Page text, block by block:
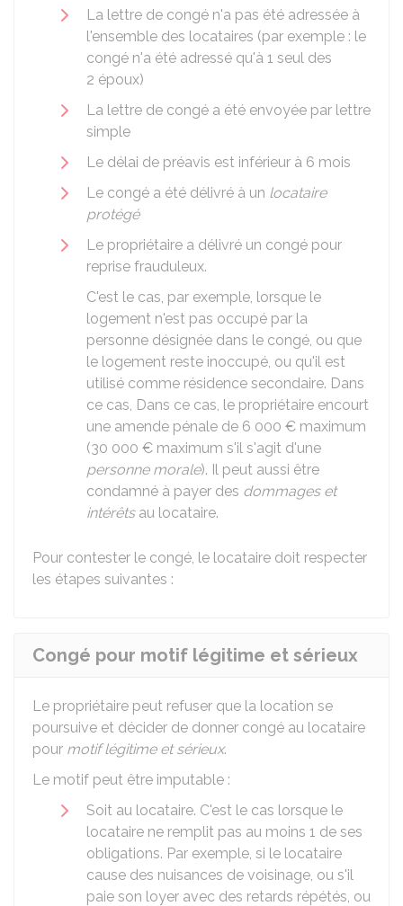
La lettre de congé n'a pas été adressée à
l'ensemble des locataires (par exemple : le
congé n'a été adressé qu'à 1 seul des
2 époux)
La lettre de congé a été envoyée par lettre
simple
Le délai de préavis est inférieur à 6 mois
Le congé a été délivré à un locataire
protégé
Le propriétaire a délivré un congé pour
reprise frauduleux.
C'est le cas, par exemple, lorsque le
logement n'est pas occupé par la
personne désignée dans le congé, ou que
le logement reste inoccupé, ou qu'il est
utilisé comme résidence secondaire. Dans
ce cas, Dans ce cas, le propriétaire encourt
une amende pénale de 6 000 € maximum
(30 000 € maximum s'il s'agit d'une
personne morale). Il peut aussi être
condamné à payer des dommages et
intérêtsau locataire.
Pour contester le congé, le locataire doit respecter
les étapes suivantes :
Congé pour motif légitime et sérieux
Le propriétaire peut refuser que la location se
poursuive et décider de donner congé au locataire
pour motif légitime et sérieux.
Le motif peut être imputable :
Soit au locataire. C'est le cas lorsque le
locataire ne remplit pas au moins 1 de ses
obligations. Par exemple, si le locataire
cause des nuisances de voisinage, ou s'il
paie son loyer avec des retards répétés, ou